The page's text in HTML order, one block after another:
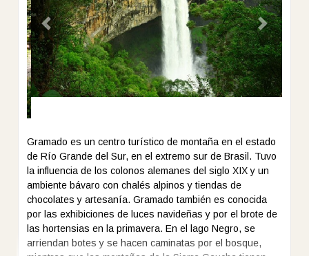
Previous Next
Gramado es un centro turístico de montaña en el estado
de Río Grande del Sur, en el extremo sur de Brasil. Tuvo
la influencia de los colonos alemanes del siglo XIX y un
ambiente bávaro con chalés alpinos y tiendas de
chocolates y artesanía. Gramado también es conocida
por las exhibiciones de luces navideñas y por el brote de
las hortensias en la primavera. En el lago Negro, se
arriendan botes y se hacen caminatas por el bosque,
mientras que las montañas de la Sierra Gaucha tienen
senderos de excursión y montañismo